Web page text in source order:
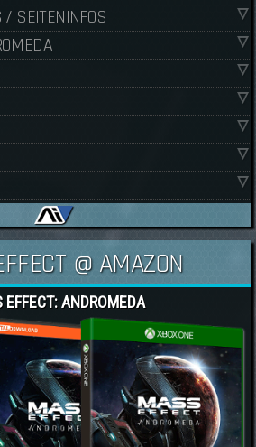
SEITENINFOS
@ AMAZON
EFFECT: ANDROMEDA